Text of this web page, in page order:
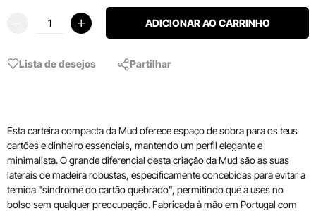
ADICIONAR AO CARRINHO
Lista de desejos Partilhar
Esta carteira compacta da Mud oferece espaço de sobra para os teus
cartões e dinheiro essenciais, mantendo um perfil elegante e
minimalista. O grande diferencial desta criação da Mud são as suas
laterais de madeira robustas, especificamente concebidas para evitar a
temida "síndrome do cartão quebrado", permitindo que a uses no
bolso sem qualquer preocupação. Fabricada à mão em Portugal com